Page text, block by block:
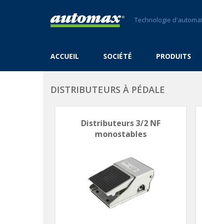
Technologie
ACCUEIL SOCIÉTÉ PRODUITS
DISTRIBUTEURS À PÉDALE
Distributeurs 3/2 NF
monostables